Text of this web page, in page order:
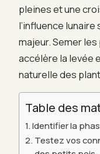
pleines et une
l’influence
majeur. Semer
accélère la levée
naturelle des
Table des
Identifier la
Testez vos